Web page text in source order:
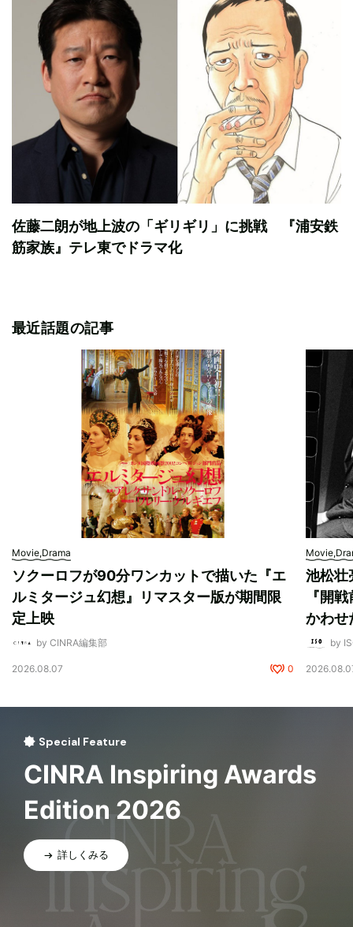
佐藤二朗が地上波の「ギリギリ」に挑戦 『浦安鉄
筋家族』テレ東でドラマ化
最近話題の記事
Movie,Drama
ソクーロフが90分ワンカットで描いた『エ
ルミタージュ幻想』リマスター版が期間限
定上映
by CINRA編集部
2026.08.07 0
池松壮
『開
かわせ
by
Special Feature
CINRA Inspiring Awards
Edition 2026
詳しくみる